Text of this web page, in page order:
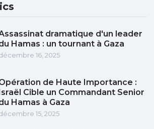
dramatique d'un leader
Hamas : un tournant à Gaza
16, 2025
de Haute Importance :
Israël Cible un Commandant Senior
Hamas à Gaza
15, 2025